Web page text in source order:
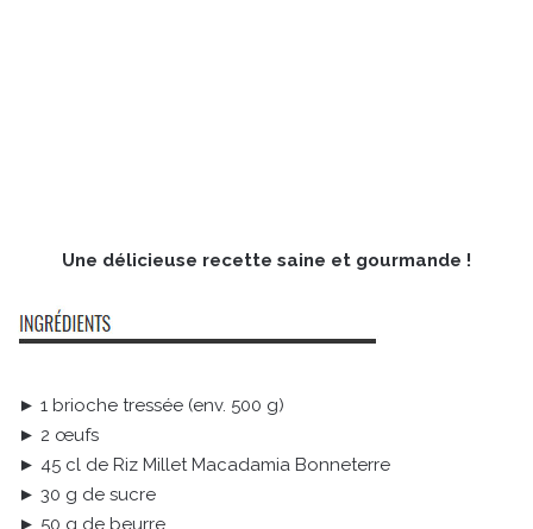
Une délicieuse recette saine et gourmande !
► 1 brioche tressée (env. 500 g)
► 2 œufs
► 45 cl de Riz Millet Macadamia Bonneterre
► 30 g de sucre